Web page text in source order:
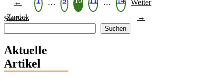
←
Zurück
… …
Weiter
→
Suchen
Suchen
Aktuelle
Artikel